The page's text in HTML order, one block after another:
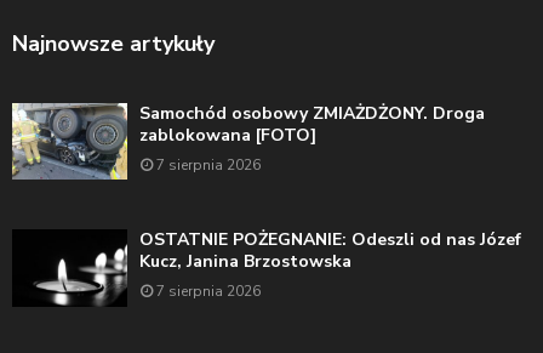
Najnowsze artykuły
Samochód osobowy ZMIAŻDŻONY. Droga
zablokowana [FOTO]
7 sierpnia 2026
OSTATNIE POŻEGNANIE: Odeszli od nas Józef
Kucz, Janina Brzostowska
7 sierpnia 2026